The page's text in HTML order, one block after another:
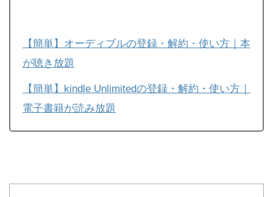
【簡単】オーディブルの登録・解約・使い方｜本
が聴き放題
【簡単】kindle Unlimitedの登録・解約・使い方｜
電子書籍が読み放題